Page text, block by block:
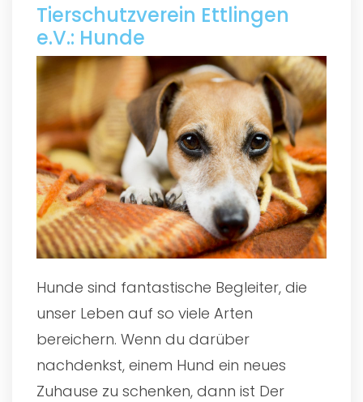
Tierschutzverein Ettlingen
e.V.: Hunde
Hunde sind fantastische Begleiter, die
unser Leben auf so viele Arten
bereichern. Wenn du darüber
nachdenkst, einem Hund ein neues
Zuhause zu schenken, dann ist Der